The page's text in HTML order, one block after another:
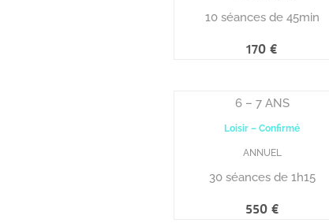
10 séances de 45min
6 – 7 ANS
Loisir – Confirmé
ANNUEL
30 séances de 1h15